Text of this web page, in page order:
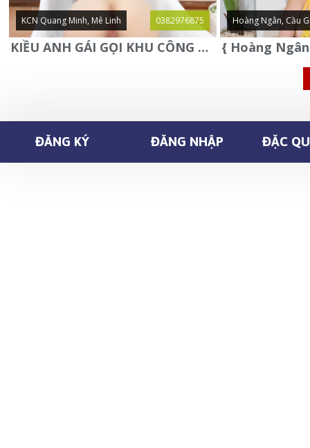
KCN Quang Minh, Mê Linh 0382976875
KIỀU ANH GÁI GỌI KHU CÔNG NGHIỆP QUANG MINH - MÊ LINH
Hoàng Ngân, Cầu
ĐĂNG KÝ ĐĂNG NHẬP ĐẶC